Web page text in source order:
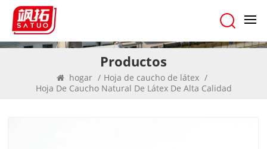
Productos
hogar / Hoja de caucho de látex /
Hoja De Caucho Natural De Látex De Alta Calidad